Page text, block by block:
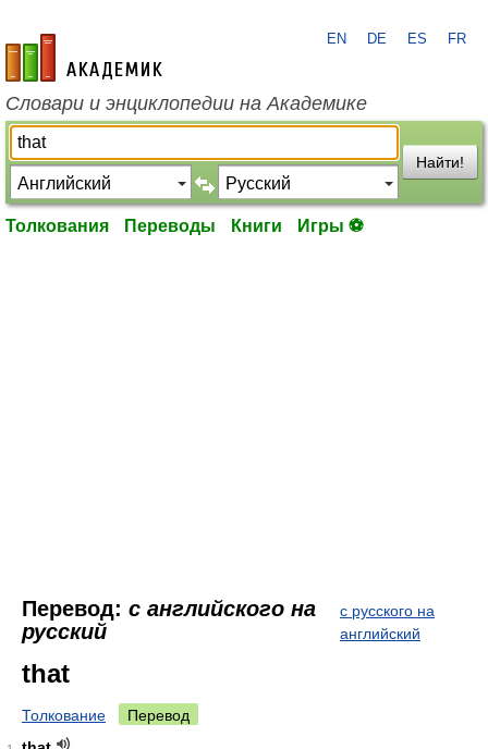
academic.ru
EN DE ES FR
Словари и энциклопедии на Академике
Найти!
Толкования Переводы Книги Игры ⚽
Перевод: с английского на
русский
с русского на
английский
that
Толкование Перевод